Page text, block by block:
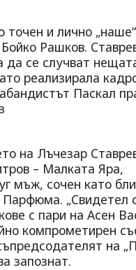
и лично
Рашков.
да се случват
реализирала
Паскал
на Лъчезар
– Малката Яра,
мъж, сочен като
„Свидетел
с пари на Асен
компрометирен
на
запознат.